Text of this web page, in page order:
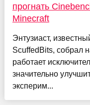
прогнать
Minecraft
Энтузиаст,
ScuffedBits, собрал
работает
значительно
эксперим...